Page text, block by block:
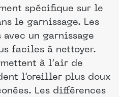
spécifique sur le
le garnissage. Les
un garnissage
faciles à nettoyer.
à l’air de
l’oreiller plus doux
Les différences